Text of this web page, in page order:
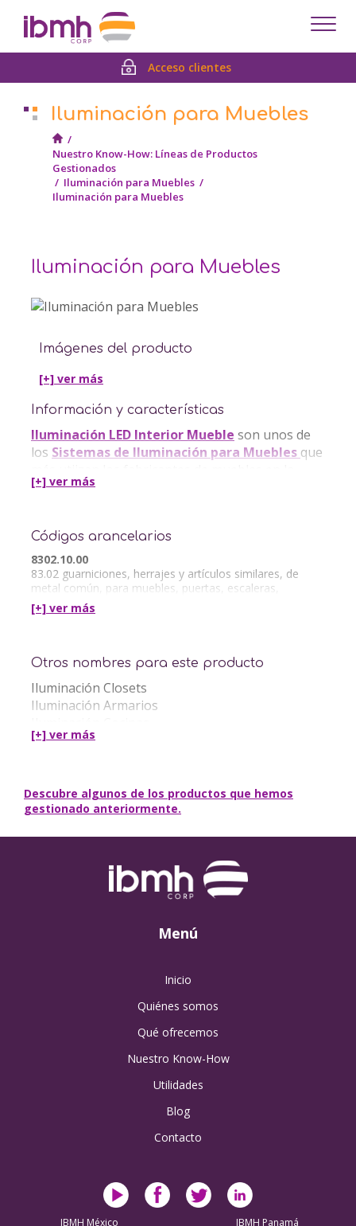
Acceso clientes
Iluminación para Muebles
/
Nuestro Know-How: Líneas de Productos
Gestionados
/ Iluminación para Muebles /
Iluminación para Muebles
Iluminación para Muebles
Imágenes del producto
[+] ver más
Información y características
Iluminación LED Interior Mueble son unos de
los Sistemas de Iluminación para Muebles que
actualidad.
confiables. Comprar
[+] ver más
Códigos arancelarios
8302.10.00
83.02 guarniciones, herrajes y artículos similares, de
metal común, para muebles, puertas, escaleras,
ventanas, persianas, carrocerías, artículos de
[+] ver más
Otros nombres para este producto
Iluminación Closets
Iluminación Armarios
Lámpara de LED para Bajo Muebles
Cocina
Luz de LED para Cajones
[+] ver más
Descubre algunos de los productos que hemos
gestionado anteriormente.
Menú
Inicio
Quiénes somos
Qué ofrecemos
Nuestro Know-How
Utilidades
Blog
Contacto
IBMH México
IBMH Panamá